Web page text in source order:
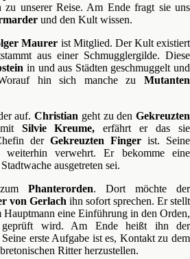
zu unserer Reise. Am Ende fragt sie uns
und den Kult wissen.
Maurer ist Mitglied. Der Kult existiert
aus einer Schmugglergilde. Diese
in und aus Städten geschmuggelt und
hin sich manche zu Mutanten
auf.Christian geht zu denGekreuzten
Silvie Kreume, erfährt er das sie
der Gekreuzten Finger ist. Seine
verwehrt. Er bekomme eine
ausgetreten sei.
Phanterorden. Dort möchte der
von Gerlach ihn sofort sprechen. Er stellt
eine Einführung in den Orden,
geprüft wird. Am Ende heißt ihn der
erste Aufgabe ist es, Kontakt zu dem
Ritter herzustellen.